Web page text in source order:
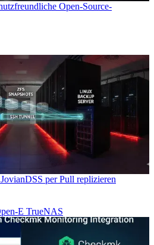
Open-Source-
per Pull replizieren
E TrueNAS